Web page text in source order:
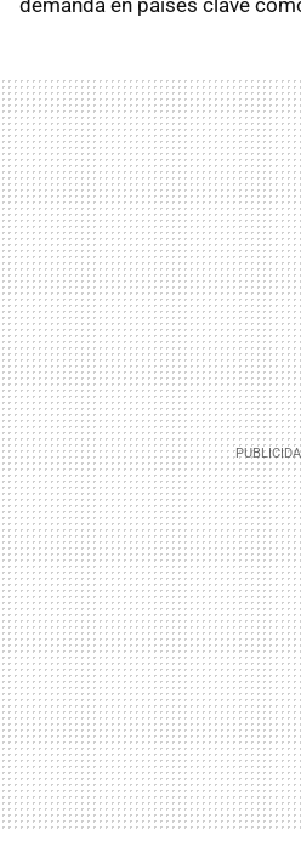
demanda en países clave